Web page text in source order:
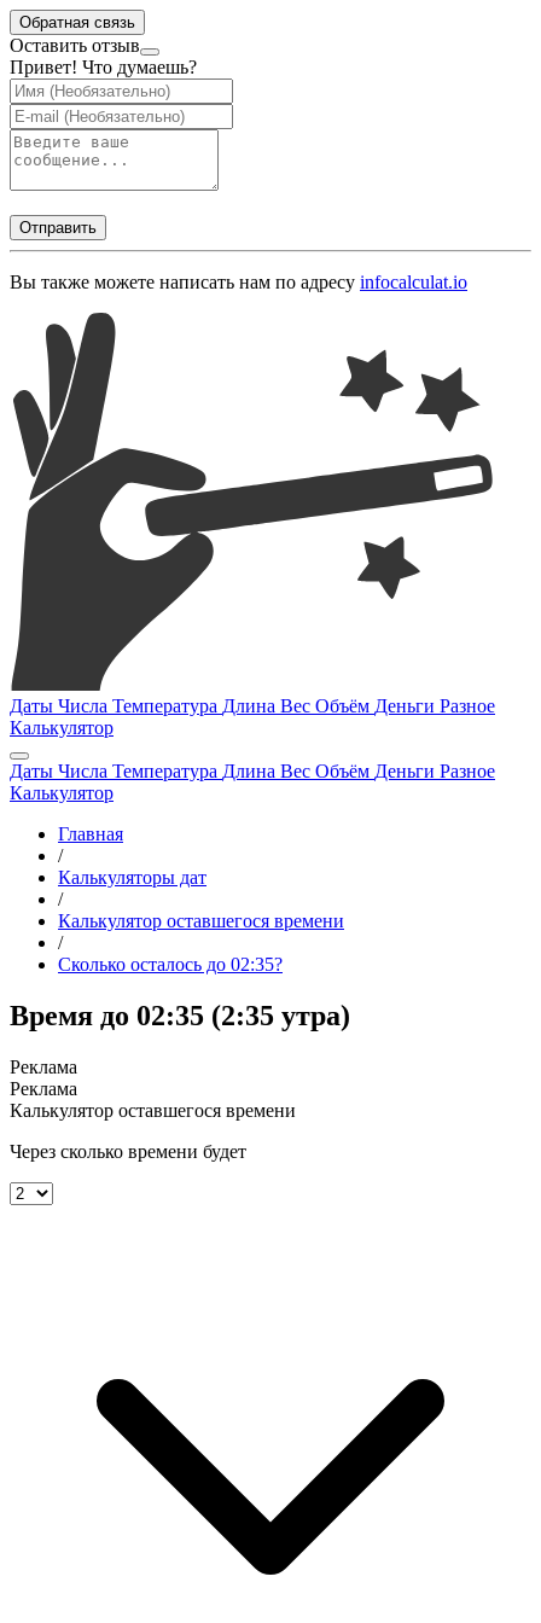
Обратная связь
Оставить отзыв
Привет! Что думаешь?
Отправить
Вы также можете написать нам по адресу infocalculat.io
Даты Числа Температура Длина Вес Объём Деньги Разное
Калькулятор
Даты Числа Температура Длина Вес Объём Деньги Разное
Калькулятор
Главная
/
Калькуляторы дат
/
Калькулятор оставшегося времени
/
Сколько осталось до 02:35?
Время до 02:35 (2:35 утра)
Калькулятор оставшегося времени
Через сколько времени будет